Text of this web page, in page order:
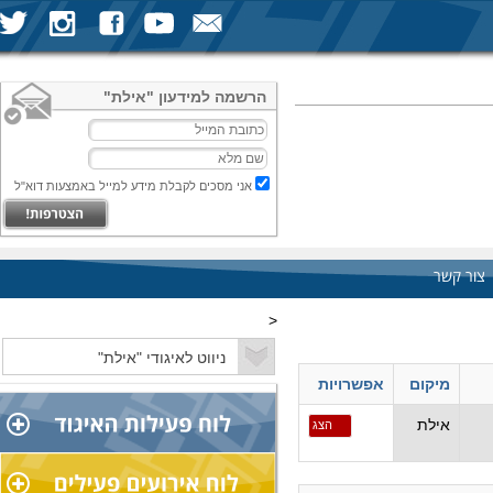
הרשמה למידעון "אילת"
אני מסכים לקבלת מידע למייל באמצעות דוא"ל
צור קשר
מיקום אפשרויות
אילת הצג
<